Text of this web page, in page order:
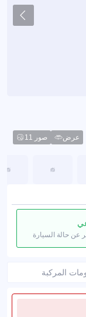
11 صور عرض
عن حالة السيارة
المركبة